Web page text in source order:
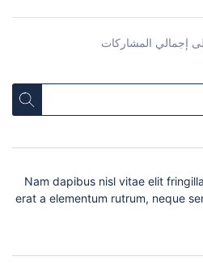
إجمالي المشاركات
Nam dapibus nisl vitae elit
erat a elementum rutrum, neque